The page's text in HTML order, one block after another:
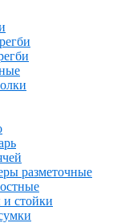
разметочные
стойки